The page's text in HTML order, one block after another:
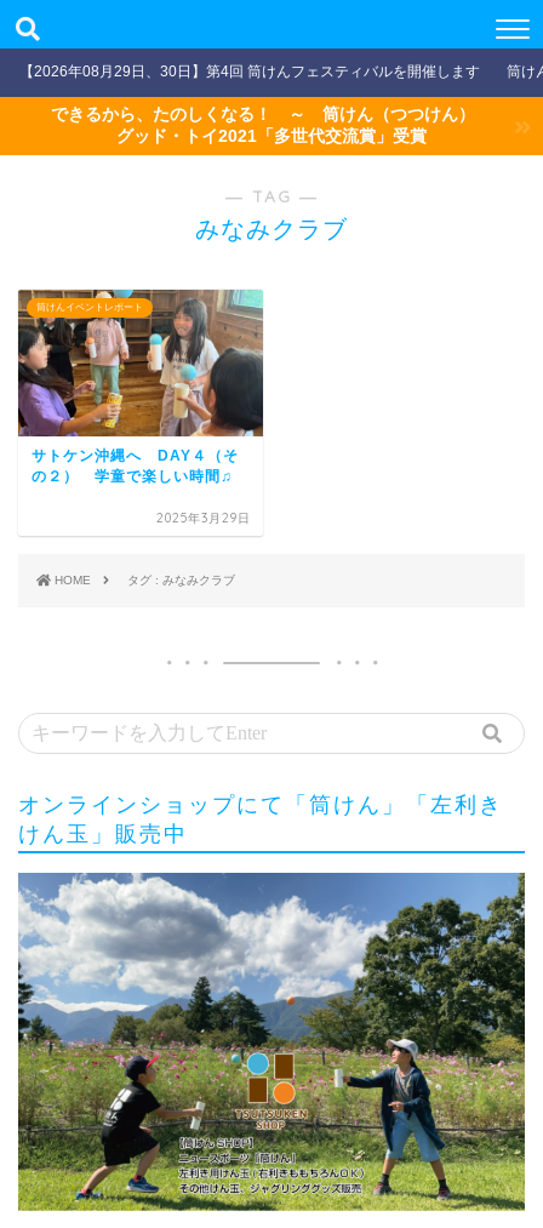
【2026年08月29日、30日】第4回 筒けんフェスティバルを開催します 筒け
できるから、たのしくなる！ ～ 筒けん（つつけん）
グッド・トイ2021「多世代交流賞」受賞
― TAG ―
みなみクラブ
筒けんイベントレポート
サトケン沖縄へ DAY４（そ
の２） 学童で楽しい時間♫
2025年3月29日
HOME タグ : みなみクラブ
オンラインショップにて「筒けん」「左利き
けん玉」販売中